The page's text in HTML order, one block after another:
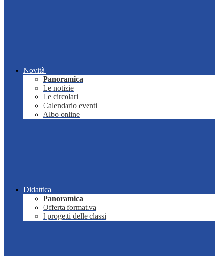
Novità
Panoramica
Le notizie
Le circolari
Calendario eventi
Albo online
Didattica
Panoramica
Offerta formativa
I progetti delle classi